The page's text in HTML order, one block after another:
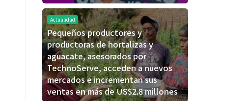
Actualidad
Pequeños productores y
productoras de hortalizas y
aguacate, asesorados por
TechnoServe, acceden a nuevos
mercados e incrementan sus
ventas en más de US$2.8 millones